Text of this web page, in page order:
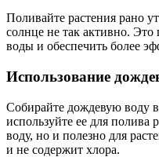
Поливайте растения рано
солнце не так активно.
воды и обеспечить более
Использование
Собирайте дождевую воду
используйте ее для полива
воду, но и полезно для
и не содержит хлора.